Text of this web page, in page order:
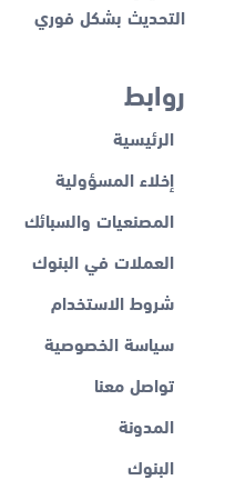
التحديث بشكل فوري
روابط
الرئيسية
إخلاء المسؤولية
المصنعيات والسبائك
العملات في البنوك
شروط الاستخدام
سياسة الخصوصية
تواصل معنا
المدونة
البنوك